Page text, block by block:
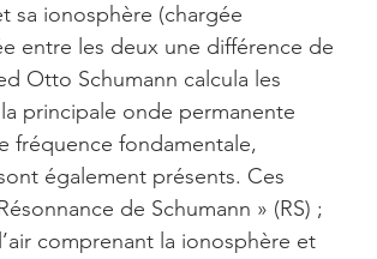
sa ionosphère (chargée
entre les deux une différence de
Otto Schumann calcula les
principale onde permanente
fréquence fondamentale,
également présents. Ces
de Schumann » (RS) ;
comprenant la ionosphère et